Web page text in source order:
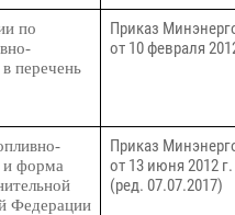
по
в перечень
Приказ
от 10 февраля
и форма
Федерации
Приказ
от 13 июня 2012
(ред. 07.07.2017)